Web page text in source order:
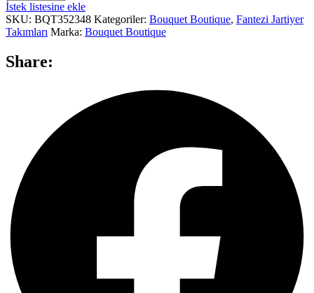
İstek listesine ekle
SKU: BQT352348 Kategoriler: Bouquet Boutique, Fantezi Jartiyer
Takımları Marka: Bouquet Boutique
Share: